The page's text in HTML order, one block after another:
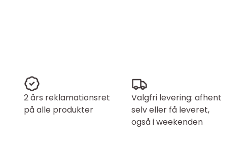
2 års reklamationsret
på alle produkter
Valgfri levering: afhent
selv eller få leveret,
også i weekenden